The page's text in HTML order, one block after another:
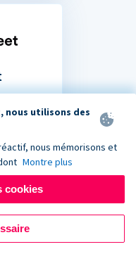
de votre
nous utilisons des
nous mémorisons et
Montre plus
cookies